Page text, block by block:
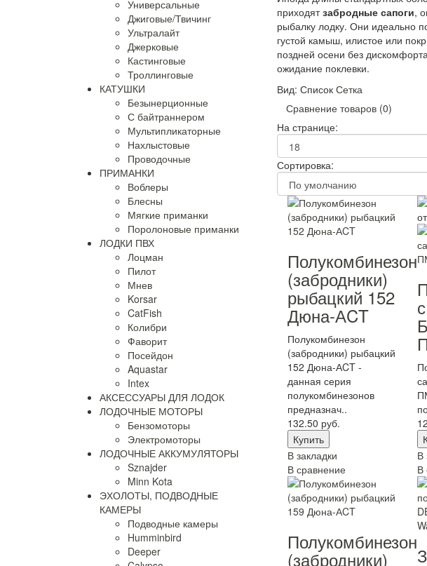
Универсальные
Джиговые/Твичинг
Ультралайт
Джерковые
Кастинговые
Троллинговые
КАТУШКИ
Безынерционные
С байтраннером
Мультипликаторные
Нахлыстовые
Проводочные
ПРИМАНКИ
Воблеры
Блесны
Мягкие приманки
Поролоновые приманки
ЛОДКИ ПВХ
Лоцман
Пилот
Мнев
Korsar
CatFish
Колибри
Фаворит
Посейдон
Aquastar
Intex
АКСЕССУАРЫ ДЛЯ ЛОДОК
ЛОДОЧНЫЕ МОТОРЫ
Бензомоторы
Электромоторы
ЛОДОЧНЫЕ АККУМУЛЯТОРЫ
Sznajder
Minn Kota
ЭХОЛОТЫ, ПОДВОДНЫЕ
КАМЕРЫ
Подводные камеры
Humminbird
Deeper
приходятзабродные сапоги,
рыбалку лодку. Они идеально
густой камыш, илистое или
поздней осени без
ожидание поклевки.
Вид: Список Сетка
Сравнение товаров (0)
На странице:
Сортировка:
Полукомбинезон
(забродники)
рыбацкий 152
Дюна-АCT
Полукомбинезон
(забродники) рыбацкий
152 Дюна-АCT -
данная серия
полукомбинезонов
предназнач..
132.50 руб.
В закладки
В сравнение
В
В
Полукомбинезон
(забродники)